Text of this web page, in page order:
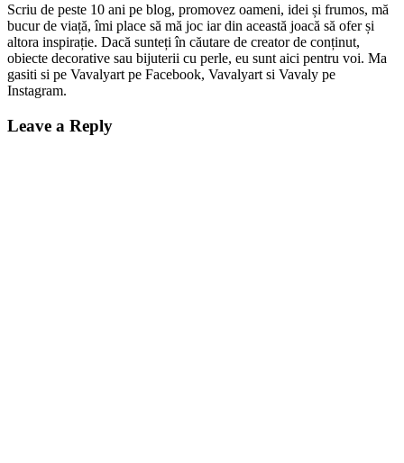
Scriu de peste 10 ani pe blog, promovez oameni, idei și frumos, mă
bucur de viață, îmi place să mă joc iar din această joacă să ofer și
altora inspirație. Dacă sunteți în căutare de creator de conținut,
obiecte decorative sau bijuterii cu perle, eu sunt aici pentru voi. Ma
gasiti si pe Vavalyart pe Facebook, Vavalyart si Vavaly pe
Instagram.
Leave a Reply